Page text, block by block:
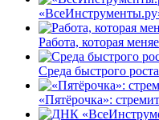
Работа, которая
Среда быстрого
«Пятёрочка»: